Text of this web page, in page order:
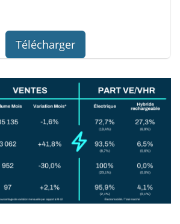
Télécharger